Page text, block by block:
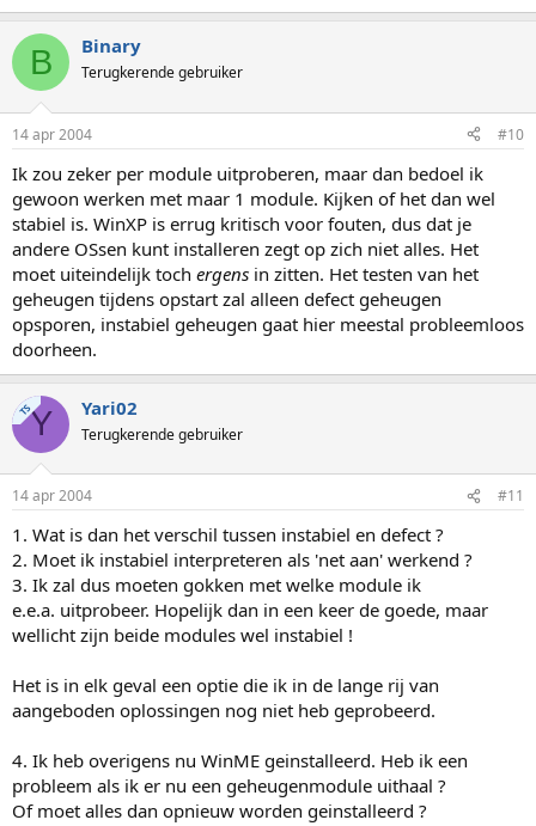
B Binary
Terugkerende gebruiker
14 apr 2004 #10
Ik zou zeker per module uitproberen, maar dan bedoel ik
gewoon werken met maar 1 module. Kijken of het dan wel
stabiel is. WinXP is errug kritisch voor fouten, dus dat je
andere OSsen kunt installeren zegt op zich niet alles. Het
moet uiteindelijk toch ergens in zitten. Het testen van het
geheugen tijdens opstart zal alleen defect geheugen
opsporen, instabiel geheugen gaat hier meestal probleemloos
doorheen.
TSY Yari02
Terugkerende gebruiker
14 apr 2004 #11
1. Wat is dan het verschil tussen instabiel en defect ?
2. Moet ik instabiel interpreteren als 'net aan' werkend ?
3. Ik zal dus moeten gokken met welke module ik
e.e.a. uitprobeer. Hopelijk dan in een keer de goede, maar
wellicht zijn beide modules wel instabiel !
Het is in elk geval een optie die ik in de lange rij van
aangeboden oplossingen nog niet heb geprobeerd.
4. Ik heb overigens nu WinME geinstalleerd. Heb ik een
probleem als ik er nu een geheugenmodule uithaal ?
Of moet alles dan opnieuw worden geinstalleerd ?